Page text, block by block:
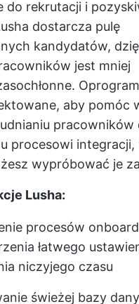
do rekrutacji i
dostarcza pulę
kandydatów,
jest mniej
aby pomóc
pracowników
procesowi integracji,
wypróbować je
Lusha:
procesów
łatwego
niczyjego czasu
świeżej bazy